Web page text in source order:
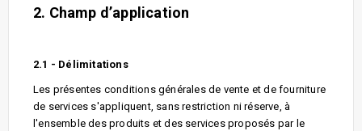
2. Champ d’application
2.1 - Délimitations
Les présentes conditions générales de vente et de fourniture
de services s'appliquent, sans restriction ni réserve, à
l'ensemble des produits et des services proposés par le